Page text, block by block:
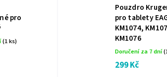
pro
(1 ks)
Pouzdro
pro tablety
KM1074,
KM1076
Doručení za 7 dní
299 Kč